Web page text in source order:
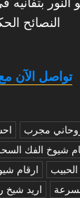
النصائح
تواصل الآن
مجرب
شيوخ الفك
ارقام
اريد شيخ